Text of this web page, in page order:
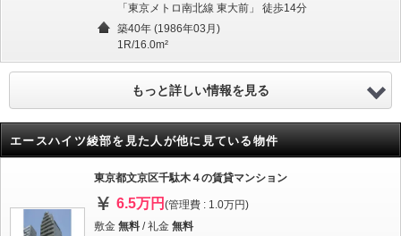
「東京メトロ南北線 東大前」 徒歩14分
築40年 (1986年03月)
1R/16.0m²
もっと詳しい情報を見る
エースハイツ綾部を見た人が他に見ている物件
東京都文京区千駄木４の賃貸マンション
6.5万円 (管理費 : 1.0万円)
敷金 無料 / 礼金 無料